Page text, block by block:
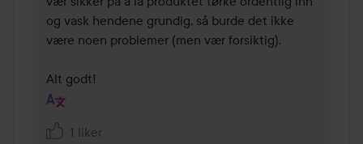
og vask hendene grundig, så burde det ikke
være noen problemer (men vær forsiktig).
Alt godt!
1 liker